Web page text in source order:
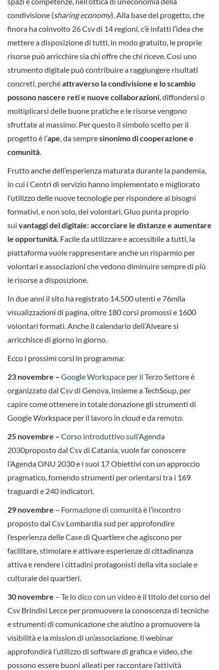
condivisione (sharing economy). Alla base del progetto, che
finora ha coinvolto 26 Csv di 14 regioni, c’è infatti l’idea che
mettere a disposizione di tutti, in modo gratuito, le proprie
risorse può arricchire sia chi offre che chi riceve. Così uno
strumento digitale può contribuire a raggiungere risultati
concreti, perchéattraverso la condivisione e lo scambio
possono nascere reti e nuove collaborazioni , diffondersi o
moltiplicarsi delle buone pratiche e le risorse vengono
sfruttate al massimo. Per questo il simbolo scelto per il
progetto è l’ape , da sempresinonimo di cooperazione e
comunità
Frutto anche dell’esperienza maturata durante la pandemia,
in cui i Centri di servizio hanno implementato e migliorato
l’utilizzo delle nuove tecnologie per rispondere ai bisogni
formativi, e non solo, dei volontari, Gluo punta proprio
sui vantaggi del digitale: accorciare le distanze e aumentare
le opportunità. Facile da utilizzare e accessibile a tutti, la
piattaforma vuole rappresentare anche un risparmio per
volontari e associazioni che vedono diminuire sempre di più
le risorse a disposizione.
In due anni il sito ha registrato 14.500 utenti e 76mila
visualizzazioni di pagina, oltre 180 corsi promossi e 1600
volontari formati. Anche il calendario dell’Alveare si
arricchisce di giorno in giorno.
Ecco i prossimi corsi in programma:
23 novembre – Google Workspace per il Terzo Settoreè
organizzato dal Csv di Genova, insieme a TechSoup, per
capire come ottenere in totale donazione gli strumenti di
Google Workspace per il lavoro in cloud e da remoto.
25 novembre – Corso introduttivo sull’Agenda
2030proposto dal Csv di Catania, vuole far conoscere
l’Agenda ONU 2030 e i suoi 17 Obiettivi con un approccio
pragmatico, fornendo strumenti per orientarsi tra i 169
traguardi e 240 indicatori.
29 novembre – Formazione di comunitàè l’incontro
proposto dal Csv Lombardia sud per approfondire
l’esperienza delle Case di Quartiere che agiscono per
facilitare, stimolare e attivare esperienze di cittadinanza
attiva e rendere i cittadini protagonisti della vita sociale e
culturale dei quartieri.
30 novembre – Te lo dico con un videoè il titolo del corso del
Csv Brindisi Lecce per promuovere la conoscenza di tecniche
e strumenti di comunicazione che aiutino a promuovere la
visibilità e la mission di un’associazione. Il webinar
approfondirà l’utilizzo di software di grafica e video, che
possono essere buoni alleati per raccontare l’attività